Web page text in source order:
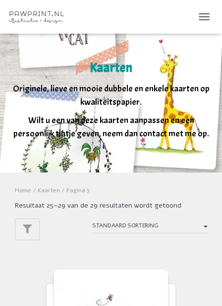
Kaarten
Originele, lieve en mooie dubbele en enkele kaarten op
kwaliteitspapier.
Wilt u een van deze kaarten aanpassen en een
persoonlijk tintje geven, neem dan contact met me op.
Home / Kaarten / Pagina 3
Resultaat 25–29 van de 29 resultaten wordt getoond